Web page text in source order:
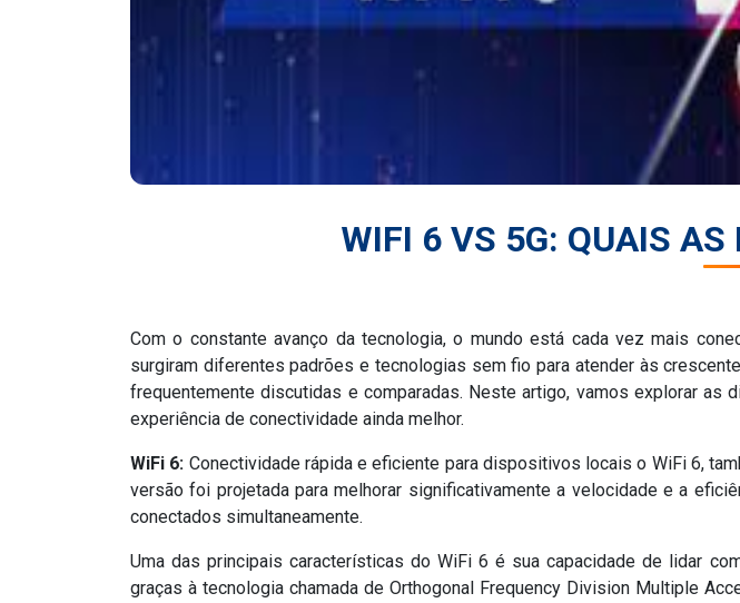
WIFI 6 VS 5G: QUAIS AS
Com o constante avanço da tecnologia, o mundo está cada vez mais
surgiram diferentes padrões e tecnologias sem fio para atender às
frequentemente discutidas e comparadas. Neste artigo, vamos explorar
experiência de conectividade ainda melhor.
WiFi 6: Conectividade rápida e eficiente para dispositivos locais o WiFi 6,
versão foi projetada para melhorar significativamente a velocidade e a
conectados simultaneamente.
Uma das principais características do WiFi 6 é sua capacidade de lidar
graças à tecnologia chamada de Orthogonal Frequency Division Multiple